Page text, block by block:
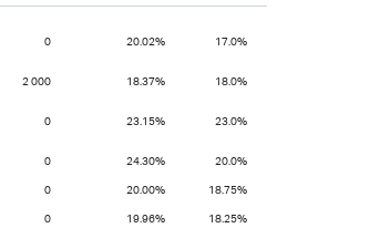
0 20.02% 17.0%
2 000 18.37% 18.0%
0 23.15% 23.0%
0 24.30% 20.0%
0 20.00% 18.75%
0 19.96% 18.25%